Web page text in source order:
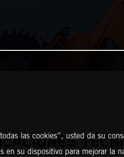
las cookies”, usted da su
en su dispositivo para mejorar la